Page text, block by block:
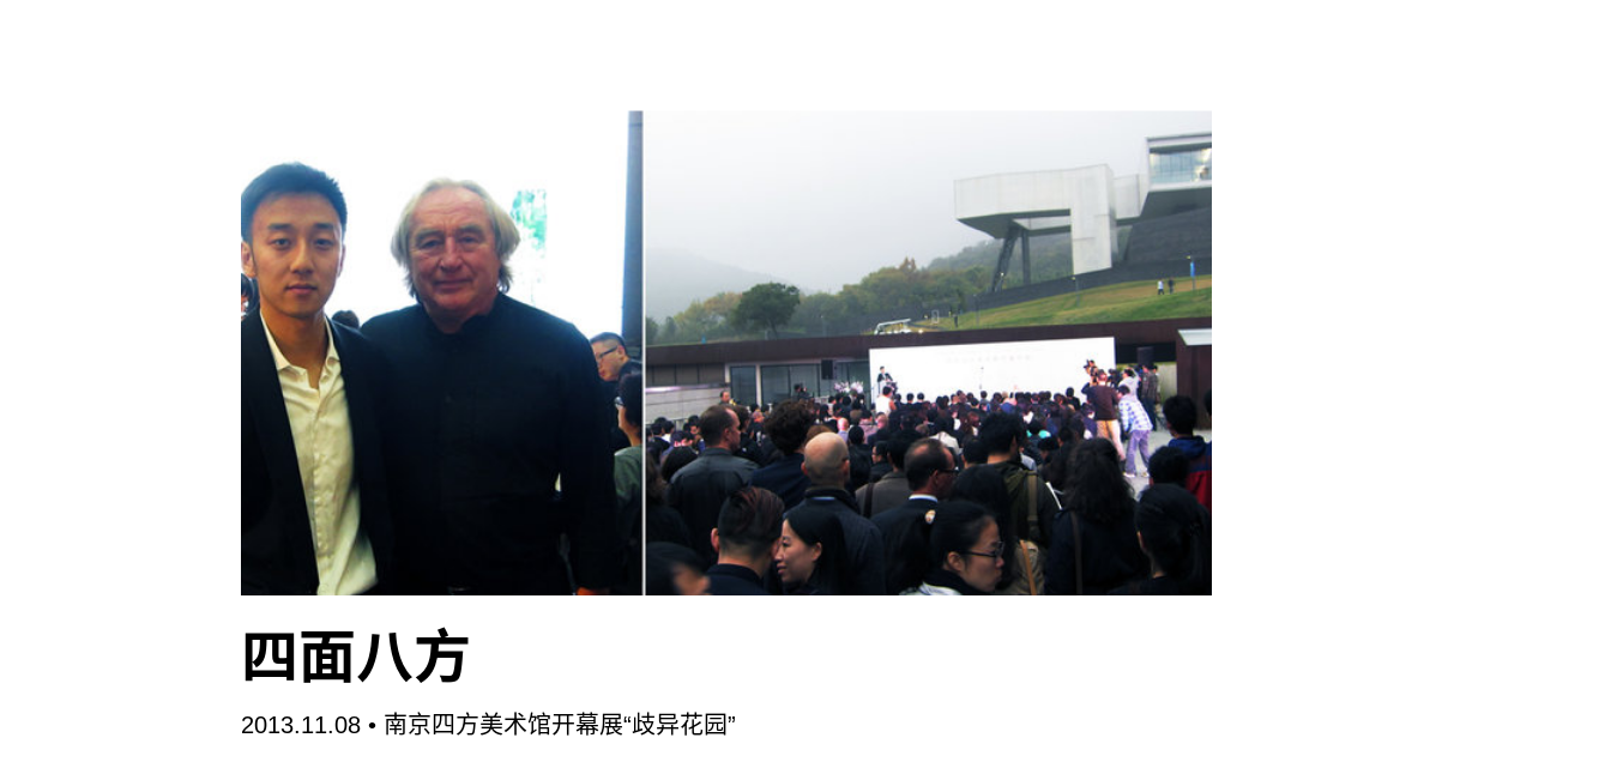
们，保时捷、绝对伏特加等一众品牌与艺术家联手打造各自的特色广告。艺术家刘辛夷为伏特
加定制的“绝对宝石”，出挑的色彩最适合驻足拍照。当看到由周春芽名画“改编”的绿狗腕表展
示，还以为走进了商场的某专卖店，而腕表到底好不好看就见仁见智了。从三楼到五楼分布着
参展的近三十家中外画廊，以中国本土画廊为主，上海本地画廊除了香格纳、沪申等“老字号”，
更有刚刚落户M50的天线空间，上海之外除了出镜率很高的长征、常青、维他命等，还有转型
不久的蜂巢当代艺术中心，以及从物理距离较远的成都赶来的千高原画廊和那特画廊。它们都
带来了什么作品、卖相如何，相信大家都已经从微信朋友圈和微博上看过相当及时的直播了。
“白立方”携达明安•赫斯特、翠西•艾敏等一众国际大牌的名字坐镇五楼，算是本届展会绝对的高
富帅。我留意到白立方的作品标签上只有英文，相比之下，中国画廊认真地在标签上使用中英
双语应该才是更国际化的做法。
四面八方
2013.11.08 • 南京四方美术馆开幕展“歧异花园”